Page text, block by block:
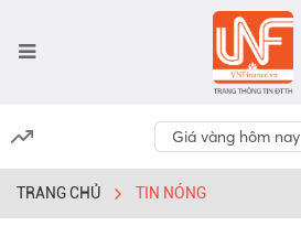
Giá vàng hôm nay
TRANG CHỦ TIN NÓNG